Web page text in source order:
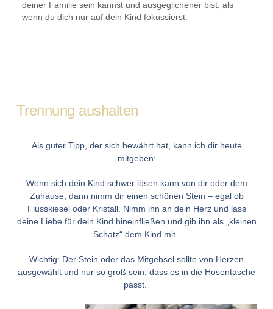
deiner Familie sein kannst und ausgeglichener bist, als
wenn du dich nur auf dein Kind fokussierst.
Trennung aushalten
Als guter Tipp, der sich bewährt hat, kann ich dir heute
mitgeben:
Wenn sich dein Kind schwer lösen kann von dir oder dem
Zuhause, dann nimm dir einen schönen Stein – egal ob
Flusskiesel oder Kristall. Nimm ihn an dein Herz und lass
deine Liebe für dein Kind hineinfließen und gib ihn als „kleinen
Schatz“ dem Kind mit.
Wichtig: Der Stein oder das Mitgebsel sollte von Herzen
ausgewählt und nur so groß sein, dass es in die Hosentasche
passt.